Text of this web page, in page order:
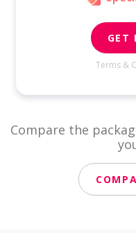
GET
Terms &
Compare the